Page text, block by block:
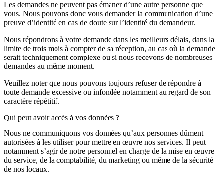
Les demandes ne peuvent pas émaner d’une autre personne que
vous. Nous pouvons donc vous demander la communication d’une
preuve d’identité en cas de doute sur l’identité du demandeur.
Nous répondrons à votre demande dans les meilleurs délais, dans la
limite de trois mois à compter de sa réception, au cas où la demande
serait techniquement complexe ou si nous recevons de nombreuses
demandes au même moment.
Veuillez noter que nous pouvons toujours refuserde répondre à
toute demande excessive ou infondée notamment au regard de son
caractère répétitif.
Qui peut avoir accès à vos données ?
Nous ne communiquons vos données qu’aux personnes dûment
autorisées à les utiliser pour mettre en œuvre nos services. Il peut
notamment s’agir de notre personnel en charge de la mise en œuvre
du service, de la comptabilité, du marketing ou même de la sécurité
de nos locaux.